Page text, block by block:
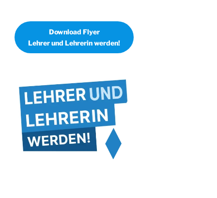
Download Flyer
Lehrer und Lehrerin werden!